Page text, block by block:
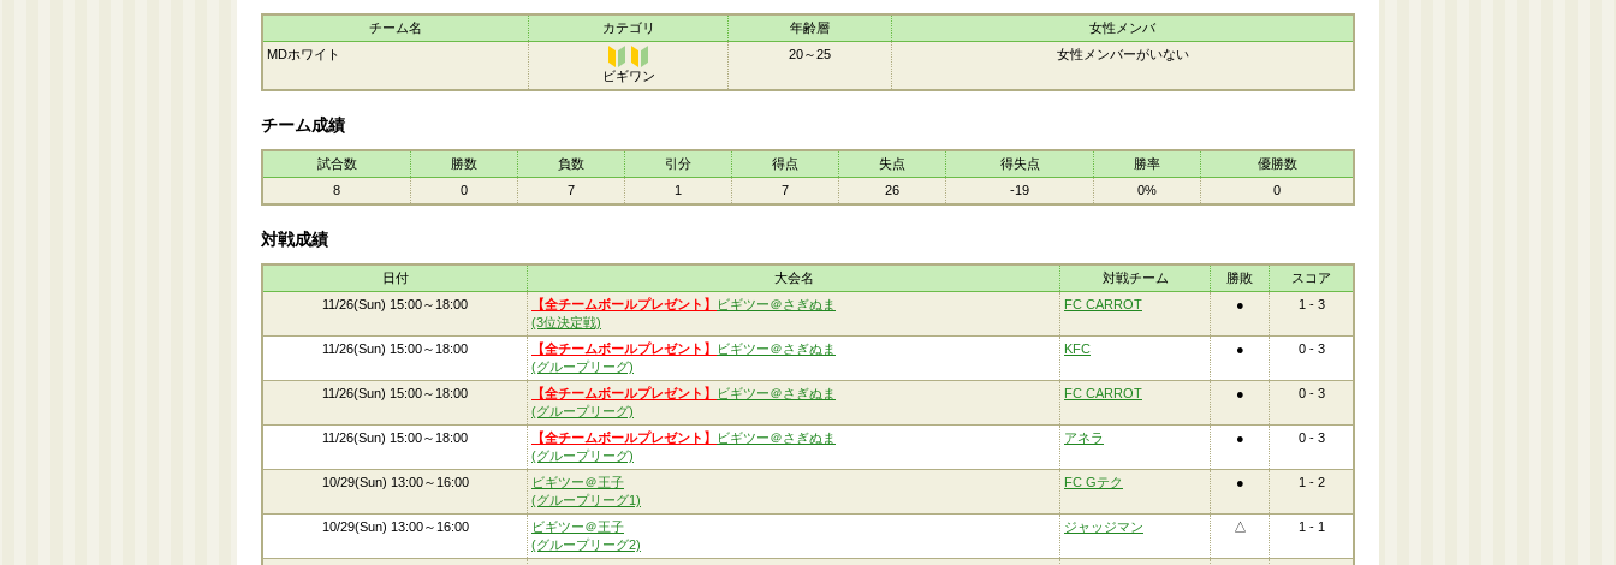
チーム名 カテゴリ 年齢層
女性メンバ
MDホワイト
ビギワ
ン
ビギワン
20～25 女性メンバーがいない
チーム成績
試合数 勝数 負数 引分 得点 失点 得失点 勝率
優勝数
8
0 7 1 7 26 -19 0% 0
対戦成績
日付 大会名 対戦チーム 勝敗
スコア
11/26(Sun) 15:00～18:00
【全チームボールプレゼント】
ビギツー＠さぎぬま
(3位決定戦)
FC CARROT ● 1 - 3
11/26(Sun) 15:00～18:00 【全チームボールプレゼント】
ビギツー＠さぎぬま
(グループリーグ)
KFC ● 0 - 3
11/26(Sun) 15:00～18:00 【全チームボールプレゼント】
ビギツー＠さぎぬま
(グループリーグ)
FC CARROT ● 0 - 3
11/26(Sun) 15:00～18:00 【全チームボールプレゼント】
ビギツー＠さぎぬま
(グループリーグ)
アネラ ● 0 - 3
10/29(Sun) 13:00～16:00
ビギツー＠王子
(グループリーグ1)
FC Gテク ● 1 - 2
10/29(Sun) 13:00～16:00
ビギツー＠王子
(グループリーグ2)
ジャッジマン △ 1 - 1